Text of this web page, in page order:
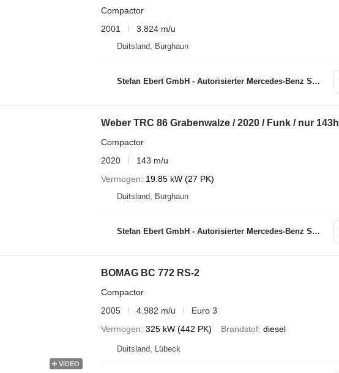
Compactor
2001
3.824 m/u
Duitsland, Burghaun
Stefan Ebert GmbH - Autorisierter Mercedes-Benz Servicepartner
Weber TRC 86 Grabenwalze / 2020 / Funk / nur 143h
Compactor
2020
143 m/u
Vermogen
19.85 kW (27 PK)
Duitsland, Burghaun
Stefan Ebert GmbH - Autorisierter Mercedes-Benz Servicepartner
VIDEO
BOMAG BC 772 RS-2
Compactor
2005
4.982 m/u
Euro 3
Vermogen 325 kW (442 PK) Brandstof diesel
Duitsland, Lübeck